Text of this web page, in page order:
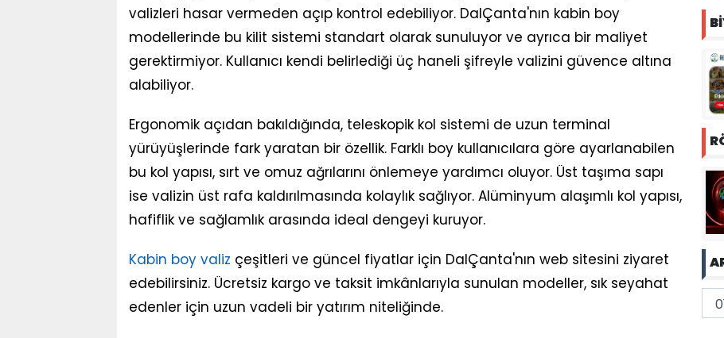
valizleri hasar vermeden açıp kontrol edebiliyor. DalÇanta'nın kabin boy
modellerinde bu kilit sistemi standart olarak sunuluyor ve ayrıca bir maliyet
gerektirmiyor. Kullanıcı kendi belirlediği üç haneli şifreyle valizini güvence altına
alabiliyor.
Ergonomik açıdan bakıldığında, teleskopik kol sistemi de uzun terminal
yürüyüşlerinde fark yaratan bir özellik. Farklı boy kullanıcılara göre ayarlanabilen
bu kol yapısı, sırt ve omuz ağrılarını önlemeye yardımcı oluyor. Üst taşıma sapı
ise valizin üst rafa kaldırılmasında kolaylık sağlıyor. Alüminyum alaşımlı kol yapısı,
hafiflik ve sağlamlık arasında ideal dengeyi kuruyor.
Kabin boy valiz çeşitleri ve güncel fiyatlar için DalÇanta'nın web sitesini ziyaret
edebilirsiniz. Ücretsiz kargo ve taksit imkânlarıyla sunulan modeller, sık seyahat
edenler için uzun vadeli bir yatırım niteliğinde.